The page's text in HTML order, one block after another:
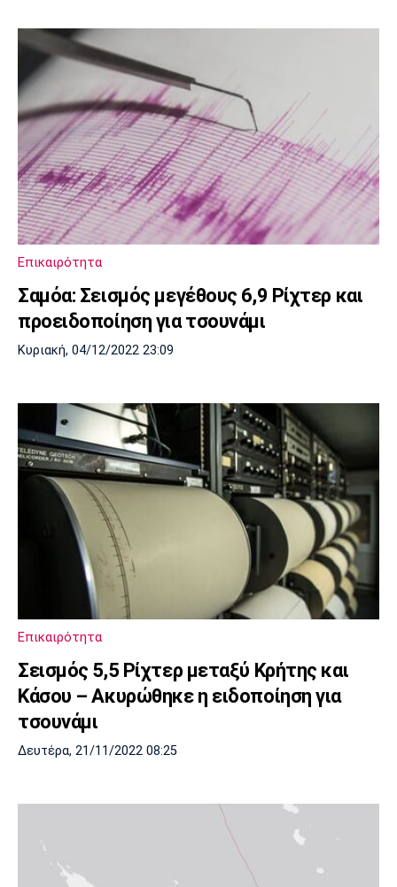
Επικαιρότητα
Σαμόα: Σεισμός μεγέθους 6,9 Ρίχτερ και
προειδοποίηση για τσουνάμι
Κυριακή, 04/12/2022 23:09
Επικαιρότητα
Σεισμός 5,5 Ρίχτερ μεταξύ Κρήτης και
Κάσου – Ακυρώθηκε η ειδοποίηση για
τσουνάμι
Δευτέρα, 21/11/2022 08:25